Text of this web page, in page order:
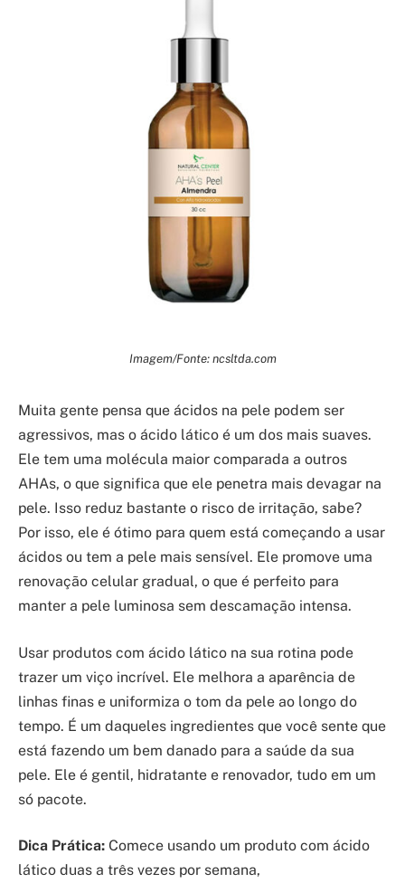
Imagem/Fonte: ncsltda.com
Muita gente pensa que ácidos na pele podem ser
agressivos, mas o ácido lático é um dos mais suaves.
Ele tem uma molécula maior comparada a outros
AHAs, o que significa que ele penetra mais devagar na
pele. Isso reduz bastante o risco de irritação, sabe?
Por isso, ele é ótimo para quem está começando a usar
ácidos ou tem a pele mais sensível. Ele promove uma
renovação celular gradual, o que é perfeito para
manter a pele luminosa sem descamação intensa.
Usar produtos com ácido lático na sua rotina pode
trazer um viço incrível. Ele melhora a aparência de
linhas finas e uniformiza o tom da pele ao longo do
tempo. É um daqueles ingredientes que você sente que
está fazendo um bem danado para a saúde da sua
pele. Ele é gentil, hidratante e renovador, tudo em um
só pacote.
Dica Prática: Comece usando um produto com ácido
lático duas a três vezes por semana,